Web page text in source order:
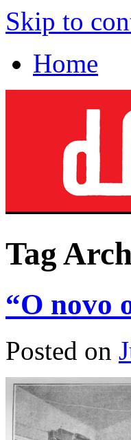
Skip to
Home
Tag
“O novo
Posted on